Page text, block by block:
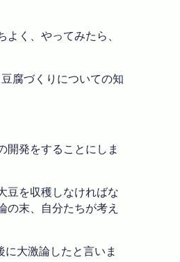
く、やってみたら、
腐づくりについての知
開発をすることにしま
豆を収穫しなければな
末、自分たちが考え
大激論したと言いま